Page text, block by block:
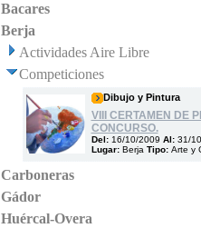
Bacares
Berja
Actividades Aire Libre
Competiciones
Dibujo y Pintura
VIII CERTAMEN DE
CONCURSO.
Del: 16/10/2009 Al: 31/
Lugar: Berja Tipo: Arte y
Carboneras
Gádor
Huércal-Overa